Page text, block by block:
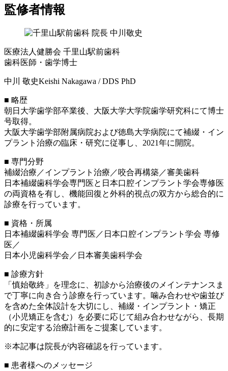
監修者情報
医療法人健勝会 千里山駅前歯科
歯科医師・歯学博士
中川 敬史Keishi Nakagawa / DDS PhD
■ 略歴
朝日大学歯学部卒業後、大阪大学大学院歯学研究科にて博士
号取得。
大阪大学歯学部附属病院および徳島大学病院にて補綴・イン
プラント治療の臨床・研究に従事し、2021年に開院。
■ 専門分野
補綴治療／インプラント治療／咬合再構築／審美歯科
日本補綴歯科学会専門医と日本口腔インプラント学会専修医
の両資格を有し、機能回復と外科的視点の双方から総合的に
診療を行っています。
■ 資格・所属
日本補綴歯科学会 専門医／日本口腔インプラント学会 専修
医／
日本小児歯科学会／日本審美歯科学会
■ 診療方針
「慎始敬終」を理念に、初診から治療後のメインテナンスま
で丁寧に向き合う診療を行っています。噛み合わせや歯並び
を含めた全体設計を大切にし、補綴・インプラント・矯正
（小児矯正を含む）を必要に応じて組み合わせながら、長期
的に安定する治療計画をご提案しています。
※本記事は院長が内容確認を行っています。
■ 患者様へのメッセージ